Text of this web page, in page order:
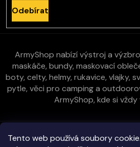
Tento web používá soubory
Odebírat
ArmyShop nabízí výstroj a
maskáče, bundy, maskovací
boty, celty, helmy, rukavice, vlajky,
pytle, věci pro camping a
ArmyShop, kde si
Zákaznická péče